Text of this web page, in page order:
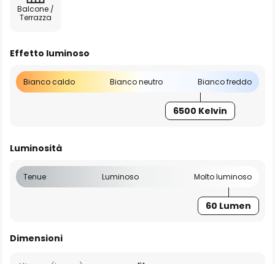
Balcone /
Terrazza
Effetto luminoso
Bianco caldo Bianco neutro Bianco freddo
6500 Kelvin
Luminosità
Tenue Luminoso Molto luminoso
60 Lumen
Dimensioni